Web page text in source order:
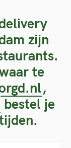
zijn
te
,
bestel je